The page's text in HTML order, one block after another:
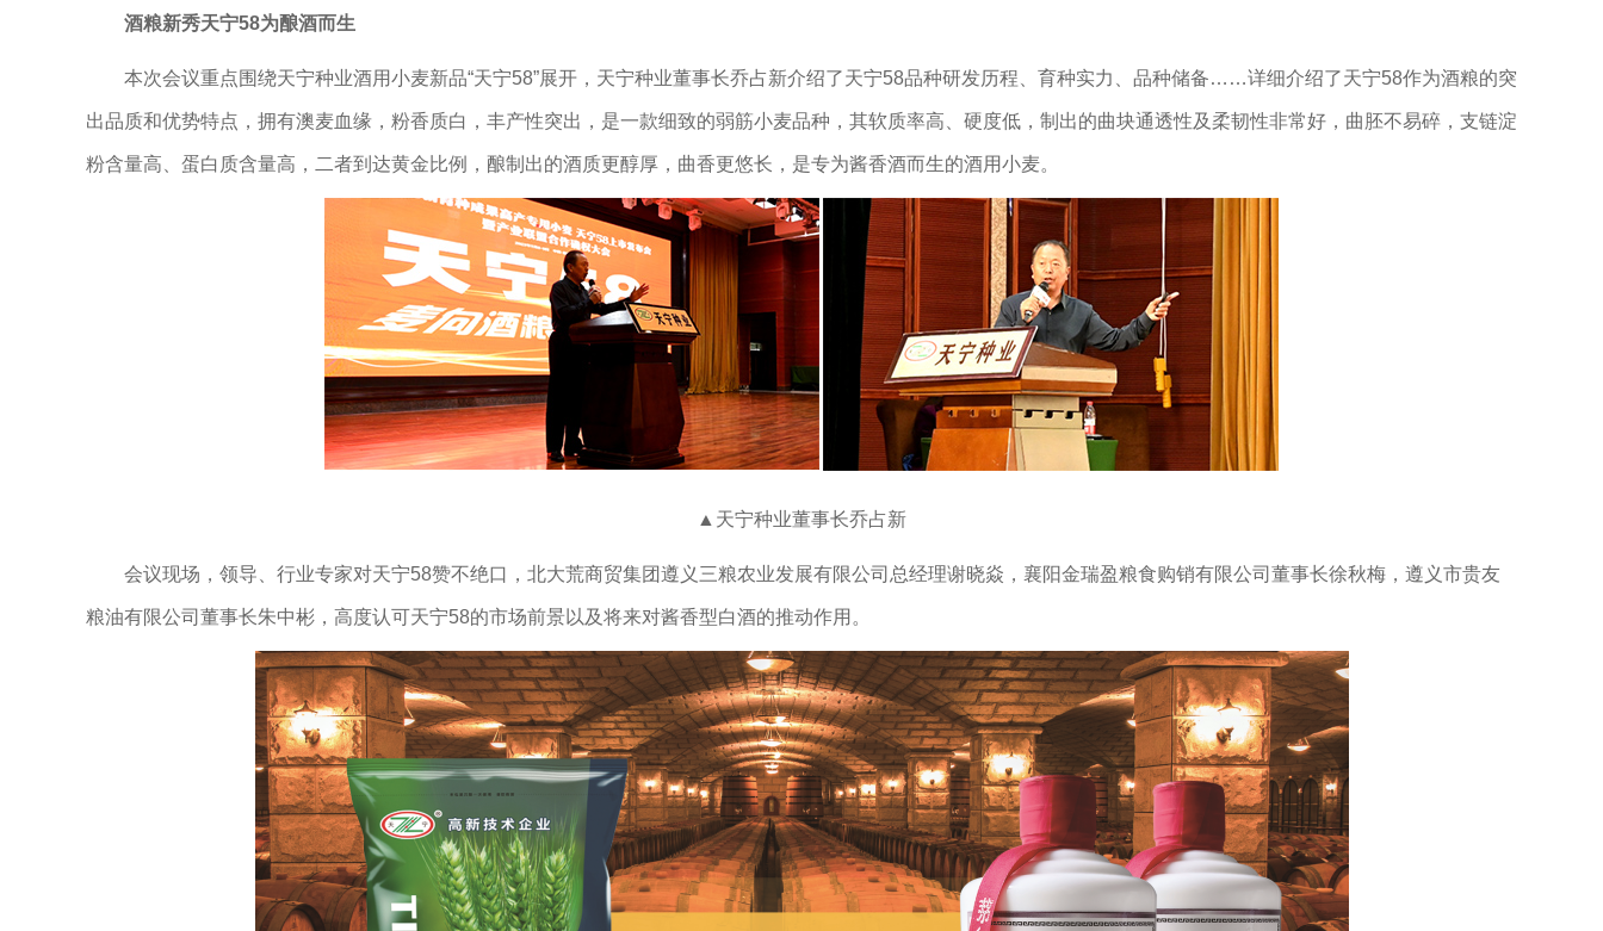
酒粮新秀天宁58为酿酒而生
本次会议重点围绕天宁种业酒用小麦新品“天宁58”展开，天宁种业董事长乔占新介绍了天宁58品种研发历程、育种实力、品种储备……详细介绍了天宁58作为酒粮的突
出品质和优势特点，拥有澳麦血缘，粉香质白，丰产性突出，是一款细致的弱筋小麦品种，其软质率高、硬度低，制出的曲块通透性及柔韧性非常好，曲胚不易碎，支链淀
粉含量高、蛋白质含量高，二者到达黄金比例，酿制出的酒质更醇厚，曲香更悠长，是专为酱香酒而生的酒用小麦。
▲天宁种业董事长乔占新
会议现场，领导、行业专家对天宁58赞不绝口，北大荒商贸集团遵义三粮农业发展有限公司总经理谢晓焱，襄阳金瑞盈粮食购销有限公司董事长徐秋梅，遵义市贵友
粮油有限公司董事长朱中彬，高度认可天宁58的市场前景以及将来对酱香型白酒的推动作用。